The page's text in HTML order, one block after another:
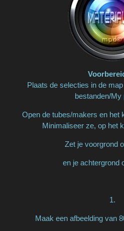
Plaats de selecties in de
bestanden/My
Open de tubes/makers en het
Minimaliseer ze, op het
Zet je voorgrond
en je achtergrond
1.
Maak een afbeelding van